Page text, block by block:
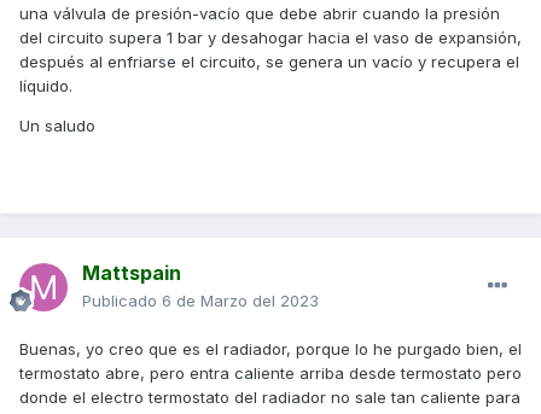
una válvula de presión-vacío que debe abrir cuando la presión
del circuito supera 1 bar y desahogar hacia el vaso de expansión,
después al enfriarse el circuito, se genera un vacío y recupera el
líquido.
Un saludo
Mattspain
Publicado 6 de Marzo del 2023
Buenas, yo creo que es el radiador, porque lo he purgado bien, el
termostato abre, pero entra caliente arriba desde termostato pero
donde el electro termostato del radiador no sale tan caliente para